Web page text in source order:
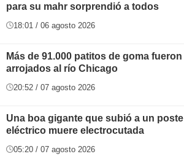
para su mahr sorprendió a todos
18:01 / 06 agosto 2026
Más de 91.000 patitos de goma fueron
arrojados al río Chicago
20:52 / 07 agosto 2026
Una boa gigante que subió a un poste
eléctrico muere electrocutada
05:20 / 07 agosto 2026